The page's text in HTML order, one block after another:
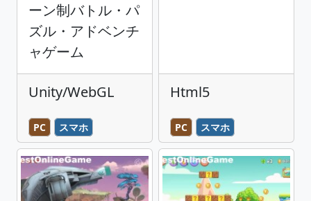
ーン制バトル・パ
ズル・アドベンチ
ャゲーム
Unity/WebGL
PC スマホ
Html5
PC スマホ